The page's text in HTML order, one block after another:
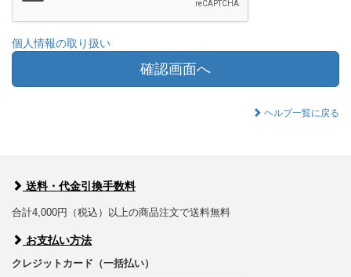
個人情報の取り扱い
確認画面へ
ヘルプ一覧に戻る
送料・代金引換手数料
合計4,000円（税込）以上の商品注文で送料無料
お支払い方法
クレジットカード（一括払い）